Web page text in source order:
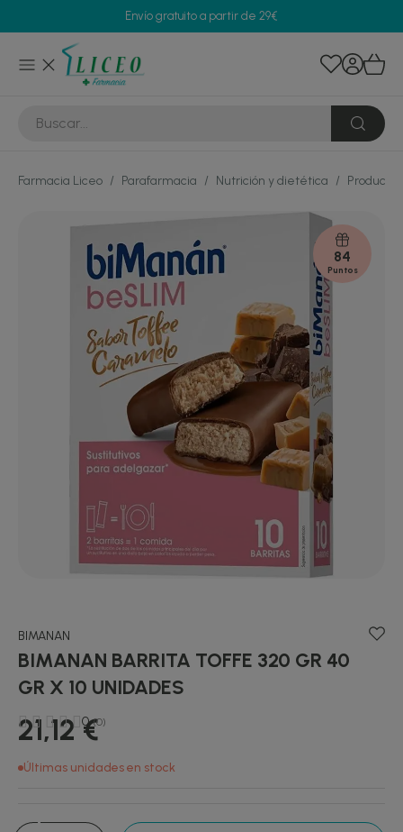
Envío gratuito a partir de 29€
Farmacia Liceo / Parafarmacia / Nutrición y dietética /
84
Puntos
BIMANAN
BIMANAN BARRITA TOFFE 320 GR 40
GR X 10 UNIDADES
21,12 €
0 (0)
Últimas unidades en stock